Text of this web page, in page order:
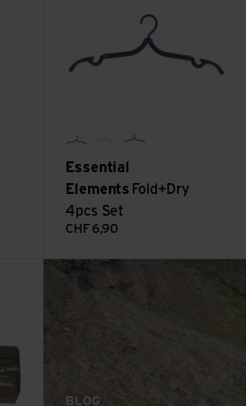
future dusk
Essential
Elements Fold+Dry
4pcs Set
CHF 6,90
BLOG
: Camping sauvage